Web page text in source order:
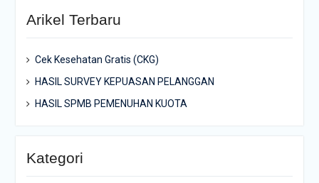
Arikel Terbaru
Cek Kesehatan Gratis (CKG)
HASIL SURVEY KEPUASAN PELANGGAN
HASIL SPMB PEMENUHAN KUOTA
Kategori